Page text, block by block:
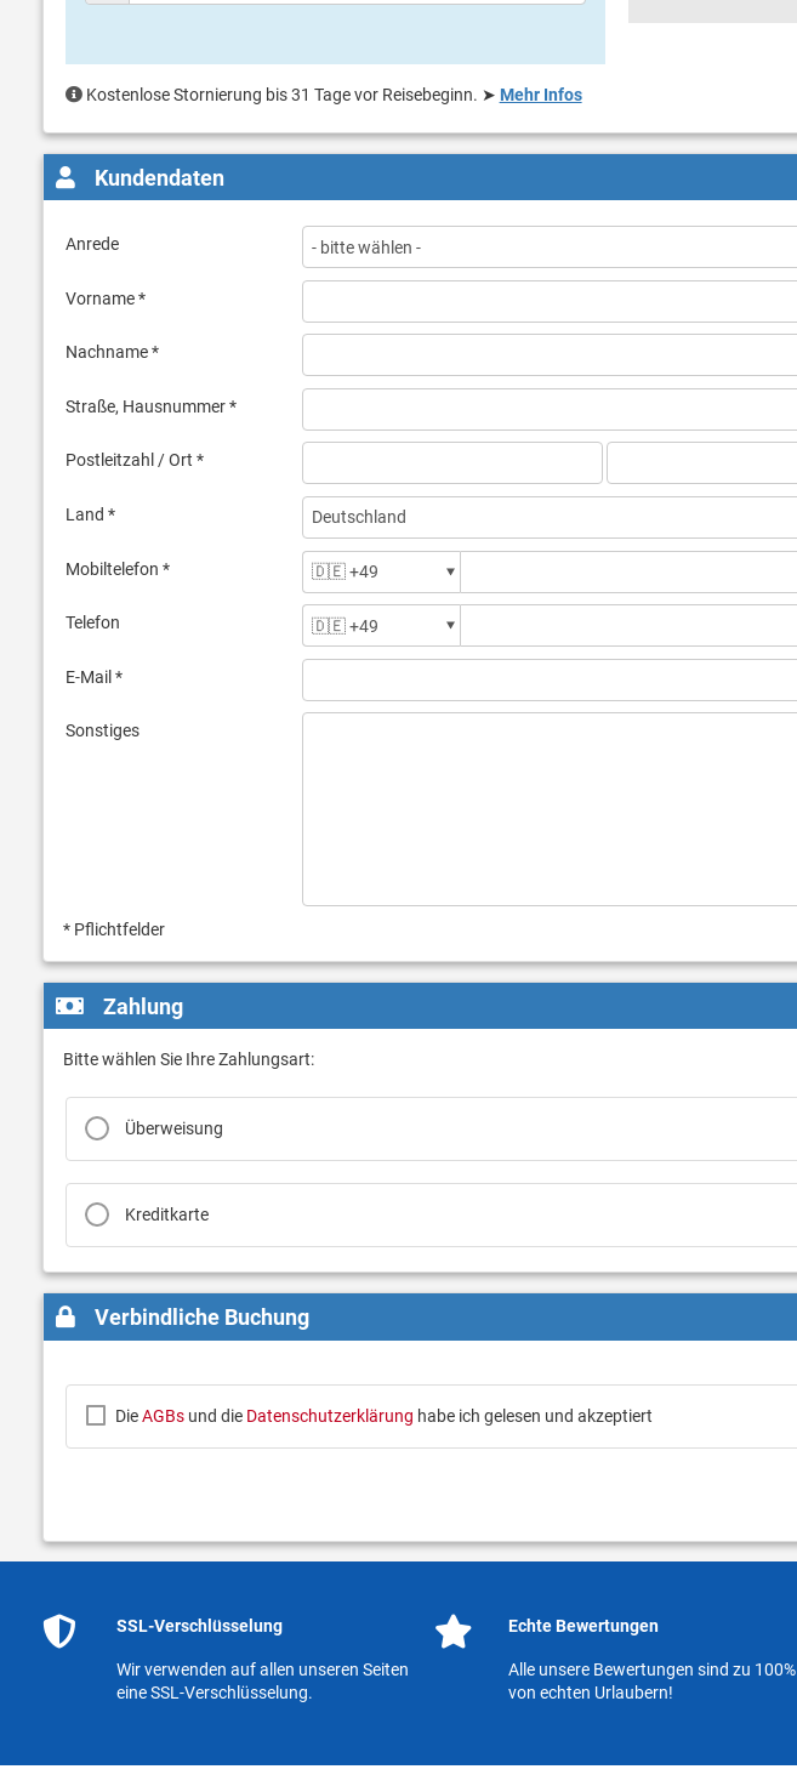
Kostenlose Stornierung bis 31 Tage vor Reisebeginn. ➤ Mehr Infos
Kundendaten
Anrede
Vorname *
Nachname *
Straße, Hausnummer *
Postleitzahl / Ort *
Land *
Mobiltelefon *
Telefon
E-Mail *
Sonstiges
* Pflichtfelder
Zahlung
Bitte wählen Sie Ihre Zahlungsart:
Überweisung
Kreditkarte
Verbindliche Buchung
DieAGBsund die Datenschutzerklärung habe ich gelesen und akzeptiert
SSL-Verschlüsselung
Wir verwenden auf allen unseren Seiten
eine SSL-Verschlüsselung.
Echte Bewertungen
Alle unsere Bewertungen sind zu 100%
von echten Urlaubern!